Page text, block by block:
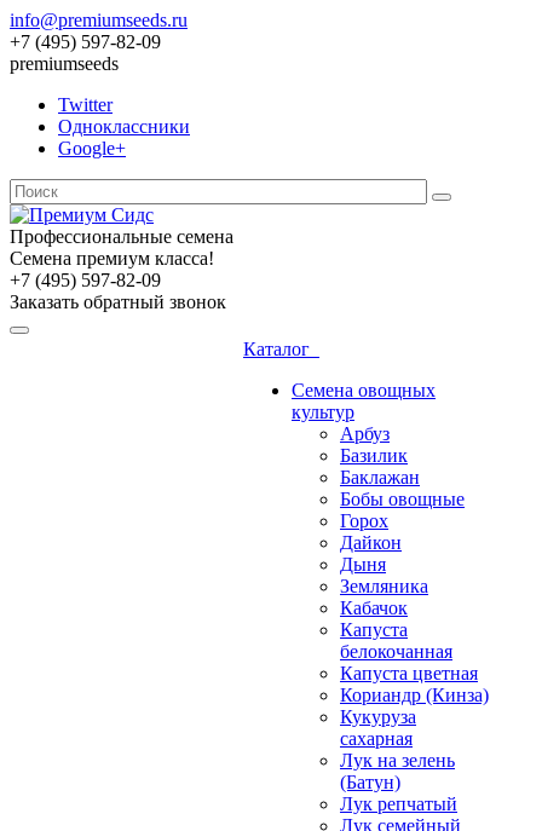
info@premiumseeds.ru
+7 (495) 597-82-09
premiumseeds
Twitter
Одноклассники
Google+
Профессиональные семена
Семена премиум класса!
+7 (495) 597-82-09
Заказать обратный звонок
Каталог
Семена овощных
культур
Арбуз
Базилик
Баклажан
Бобы овощные
Горох
Дайкон
Дыня
Земляника
Кабачок
Капуста
белокочанная
Капуста цветная
Кориандр (Кинза)
Кукуруза
сахарная
Лук на зелень
(Батун)
Лук репчатый
Лук семейный